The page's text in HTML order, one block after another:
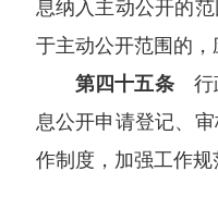
息纳入主动公开的
于主动公开范围的，
第四十五条行
息公开申请登记、
作制度，加强工作规